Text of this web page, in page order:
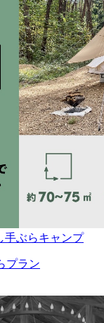
手ぶらキャンプ
プラン